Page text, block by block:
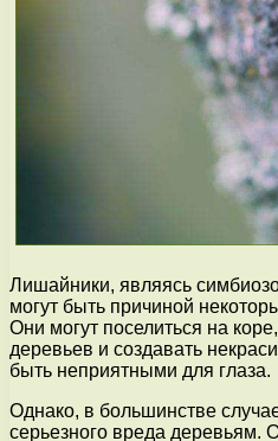
Лишайники, являясь
могут быть причиной
Они могут поселиться на
деревьев и создавать
быть неприятными для глаза.
Однако, в большинстве
серьезного вреда деревьям.